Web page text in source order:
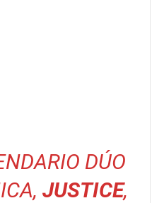
DÚO
JUSTICE,